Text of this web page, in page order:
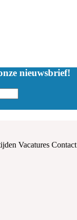
nieuwsbrief!
Vacatures Contact